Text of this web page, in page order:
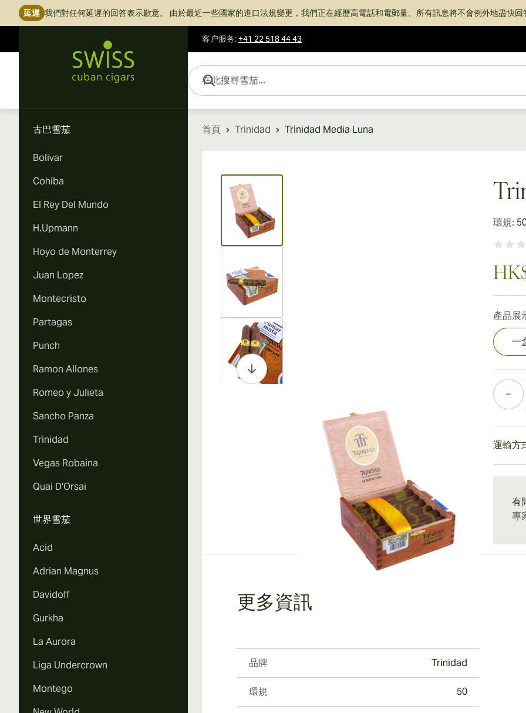
延遲 我們對任何延遲的回答表示歉意。 由於最近一些國家的進口法規變更，我們正在經歷高電話和電郵量。所有訊息將不會例外地盡快回
客户服务:+41 22 518 44 43
在此搜尋雪茄...
古巴雪茄
Bolivar
Cohiba
El Rey Del Mundo
H.Upmann
Hoyo de Monterrey
Juan Lopez
Montecristo
Partagas
Punch
Ramon Allones
Romeo y Julieta
Sancho Panza
Trinidad
Vegas Robaina
Quai D'Orsai
世界雪茄
Acid
Adrian Magnus
Davidoff
Gurkha
La Aurora
Liga Undercrown
Montego
首頁 Trinidad Trinidad Media Luna
View larger image
View larger image
View larger image
環規:
產品展
一
數量
運輸方
有
專
更多資訊
品牌 Trinidad
環規 50